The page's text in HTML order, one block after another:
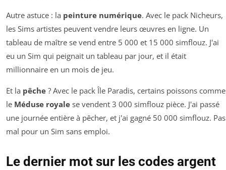
Autre astuce : la peinture numérique. Avec le pack Nicheurs,
les Sims artistes peuvent vendre leurs œuvres en ligne. Un
tableau de maître se vend entre 5 000 et 15 000 simflouz. J'ai
eu un Sim qui peignait un tableau par jour, et il était
millionnaire en un mois de jeu.
Et la pêche ? Avec le pack Île Paradis, certains poissons comme
le Méduse royale se vendent 3 000 simflouz pièce. J'ai passé
une journée entière à pêcher, et j'ai gagné 50 000 simflouz. Pas
mal pour un Sim sans emploi.
Le dernier mot sur les codes argent